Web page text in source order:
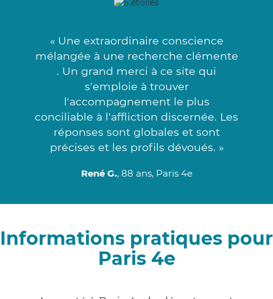
« Une extraordinaire conscience
mélangée à une recherche clémente
. Un grand merci à ce site qui
s'emploie à trouver
l'accompagnement le plus
conciliable à l'affliction discernée. Les
réponses sont globales et sont
précises et les profils dévoués. »
René G., 88 ans, Paris 4e
Informations pratiques pour
Paris 4e